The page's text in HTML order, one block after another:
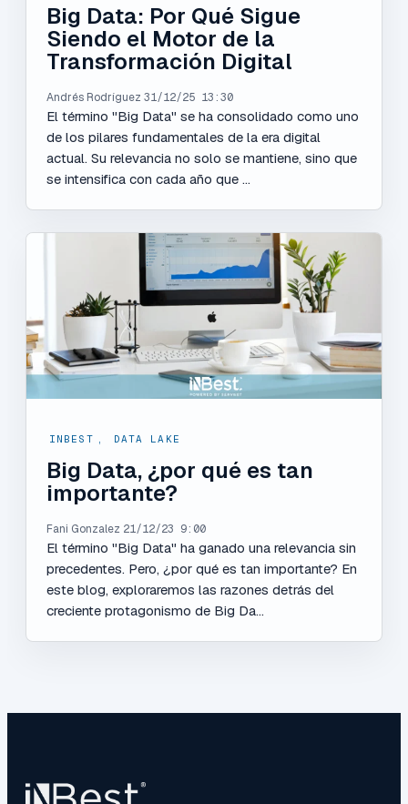
Big Data: Por Qué Sigue
Siendo el Motor de la
Transformación Digital
Andrés Rodríguez 31/12/25 13:30
El término "Big Data" se ha consolidado como uno
de los pilares fundamentales de la era digital
actual. Su relevancia no solo se mantiene, sino que
se intensifica con cada año que ...
INBEST DATA LAKE
Big Data, ¿por qué es tan
importante?
Fani Gonzalez 21/12/23 9:00
El término "Big Data" ha ganado una relevancia sin
precedentes. Pero, ¿por qué es tan importante? En
este blog, exploraremos las razones detrás del
creciente protagonismo de Big Da...